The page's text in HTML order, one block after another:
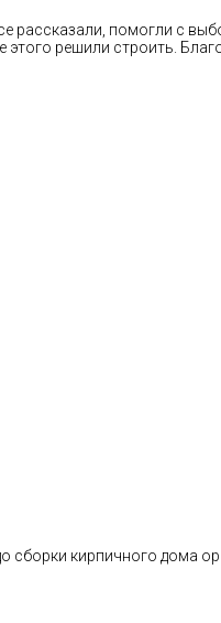
рассказали, помогли с
этого решили строить.
сборки кирпичного дома